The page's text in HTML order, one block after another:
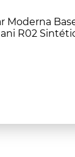
Moderna
R02